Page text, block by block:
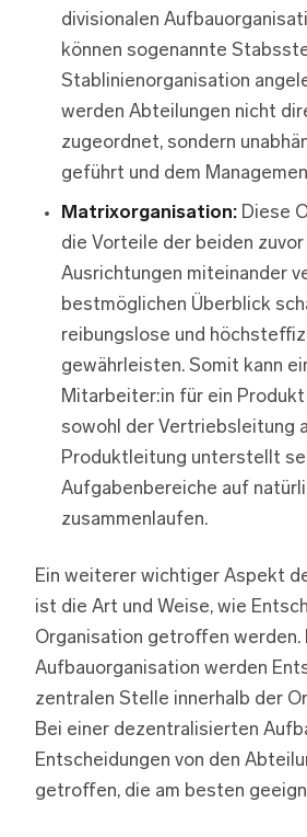
divisionalen
können sogenannte
Stablinienorganisation
werden Abteilungen nicht
zugeordnet, sondern
geführt und dem
Matrixorganisation: Diese
die Vorteile der beiden
Ausrichtungen miteinander
bestmöglichen Überblick
reibungslose und
gewährleisten. Somit kann
Mitarbeiter:in für ein
sowohl der Vertriebsleitung
Produktleitung unterstellt
Aufgabenbereiche auf
zusammenlaufen.
Ein weiterer wichtiger Aspekt
ist die Art und Weise, wie
Organisation getroffen
Aufbauorganisation werden
zentralen Stelle innerhalb der
Bei einer dezentralisierten
Entscheidungen von den
getroffen, die am besten